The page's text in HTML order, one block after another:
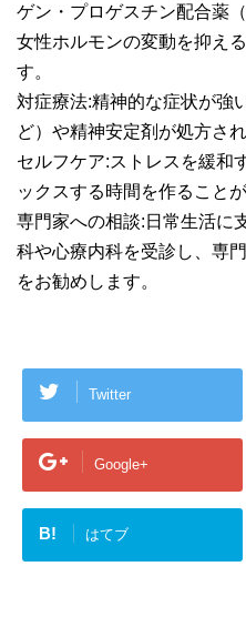
ゲン・プロゲスチン配合薬
女性ホルモンの変動を抑え
す。
対症療法:精神的な症状が強
ど）や精神安定剤が処方さ
セルフケア:ストレスを緩和
ックスする時間を作ることが
専門家への相談:日常生活に
科や心療内科を受診し、専
をお勧めします。
Twitter
Google+
B! はてブ